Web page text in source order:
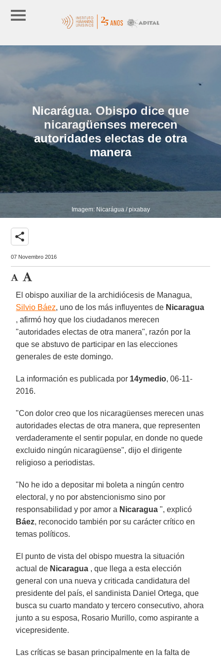
Nicarágua. Obispo dice que
nicaragüenses merecen
autoridades electas de otra
manera
Imagem: Nicarágua / pixabay
share
07 Novembro 2016
El obispo auxiliar de la archidiócesis de Managua,
Silvio Báez, uno de los más influyentes de Nicaragua
, afirmó hoy que los ciudadanos merecen
"autoridades electas de otra manera", razón por la
que se abstuvo de participar en las elecciones
generales de este domingo.
La información es publicada por 14ymedio, 06-11-
2016.
"Con dolor creo que los nicaragüenses merecen unas
autoridades electas de otra manera, que representen
verdaderamente el sentir popular, en donde no quede
excluido ningún nicaragüense", dijo el dirigente
religioso a periodistas.
"No he ido a depositar mi boleta a ningún centro
electoral, y no por abstencionismo sino por
responsabilidad y por amor a Nicaragua ", explicó
Báez, reconocido también por su carácter crítico en
temas políticos.
El punto de vista del obispo muestra la situación
actual de Nicaragua , que llega a esta elección
general con una nueva y criticada candidatura del
presidente del país, el sandinista Daniel Ortega, que
busca su cuarto mandato y tercero consecutivo, ahora
junto a su esposa, Rosario Murillo, como aspirante a
vicepresidente.
Las críticas se basan principalmente en la falta de